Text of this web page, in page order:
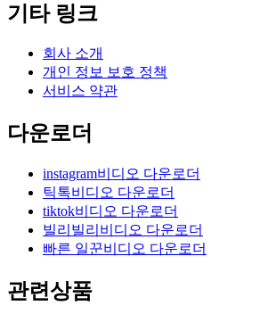
기타 링크
회사 소개
개인 정보 보호 정책
서비스 약관
다운로더
instagram비디오 다운로더
틱톡비디오 다운로더
tiktok비디오 다운로더
빌리빌리비디오 다운로더
빠른 일꾼비디오 다운로더
관련상품